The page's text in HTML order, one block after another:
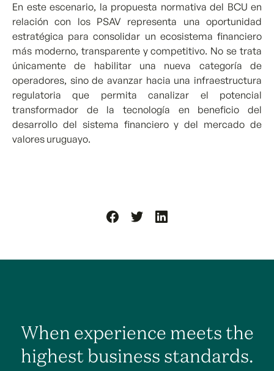
En este escenario, la propuesta normativa del BCU en
relación con los PSAV representa una oportunidad
estratégica para consolidar un ecosistema financiero
más moderno, transparente y competitivo. No se trata
únicamente de habilitar una nueva categoría de
operadores, sino de avanzar hacia una infraestructura
regulatoria que permita canalizar el potencial
transformador de la tecnología en beneficio del
desarrollo del sistema financiero y del mercado de
valores uruguayo.
When experience meets the
highest business standards.